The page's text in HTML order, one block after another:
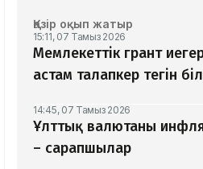
Қазір оқып жатыр
15:11, 07 Тамыз 2026
Мемлекеттік грант
астам талапкер тегін
14:45, 07 Тамыз 2026
Ұлттық валютаны
– сарапшылар